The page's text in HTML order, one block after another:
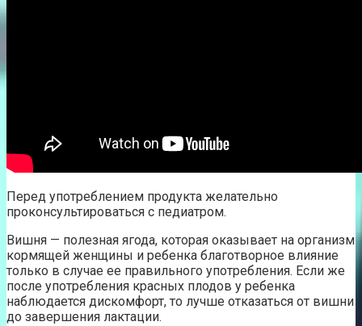
Перед употреблением продукта желательно
проконсультироваться с педиатром.
Вишня — полезная ягода, которая оказывает на организм
кормящей женщины и ребенка благотворное влияние
только в случае ее правильного употребления. Если же
после употребления красных плодов у ребенка
наблюдается дискомфорт, то лучше отказаться от вишни
до завершения лактации.